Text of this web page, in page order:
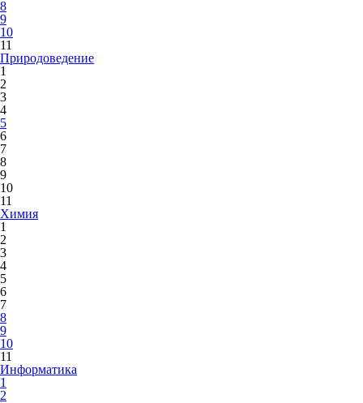
8
9
10
11
Природоведение
1
2
3
4
5
6
7
8
9
10
11
Химия
1
2
3
4
5
6
7
8
9
10
11
Информатика
1
2